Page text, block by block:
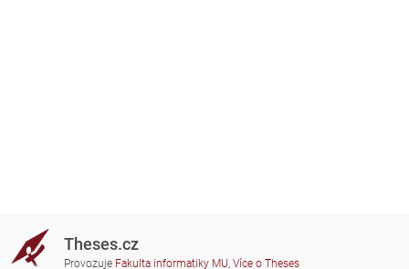
Theses.cz
Provozuje Fakulta informatiky MU, Více o Theses